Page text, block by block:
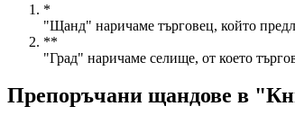
*
"Щанд" наричаме търговец, който
**
"Град" наричаме селище, от което
Препоръчани щандове в